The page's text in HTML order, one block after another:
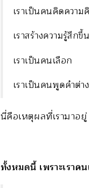
เราเป็นคนคิดควา
เราสร้างความรู้สึกขึ้
เราเป็นคนเลือก
เราเป็นคนพูดคำต่า
นี่คือเหตุผลที่เรามาอ
ทั้งหมดนี้ เพราะเราค